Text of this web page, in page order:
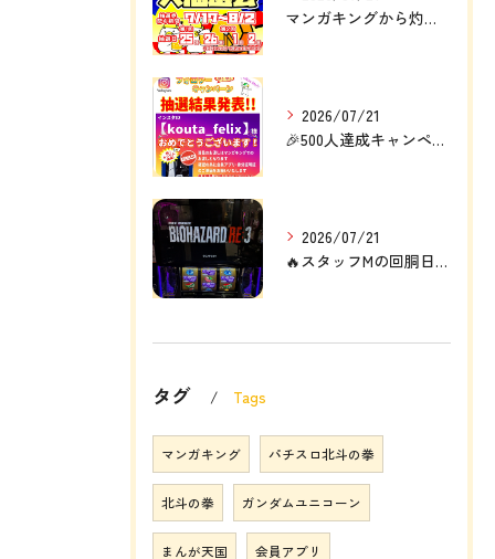
マンガキングから灼熱の定例大イベント❗❗🎉
2026/07/21
🎉500人達成キャンペーン結果発表🎉
2026/07/21
🔥スタッフMの回胴日記🔥
タグ Tags
マンガキング パチスロ北斗の拳
北斗の拳 ガンダムユニコーン
まんが天国 会員アプリ